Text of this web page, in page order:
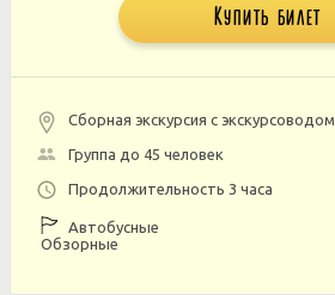
Купить билет
Сборная экскурсия с экскурсоводом
Группа до 45 человек
Продолжительность 3 часа
Автобусные
Обзорные